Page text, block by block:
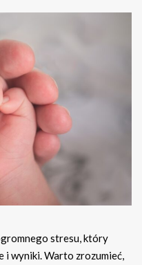
stresu, który
i wyniki. Warto zrozumieć,